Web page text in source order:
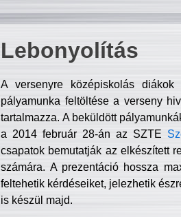
Lebonyolítás
A versenyre középiskolás
pályamunka feltöltése a verseny
tartalmazza. A beküldött
a 2014 február 28-án az SZTE
csapatok bemutatják az elkészített
számára. A prezentáció hossza
feltehetik kérdéseiket, jelezhetik
is készül majd.